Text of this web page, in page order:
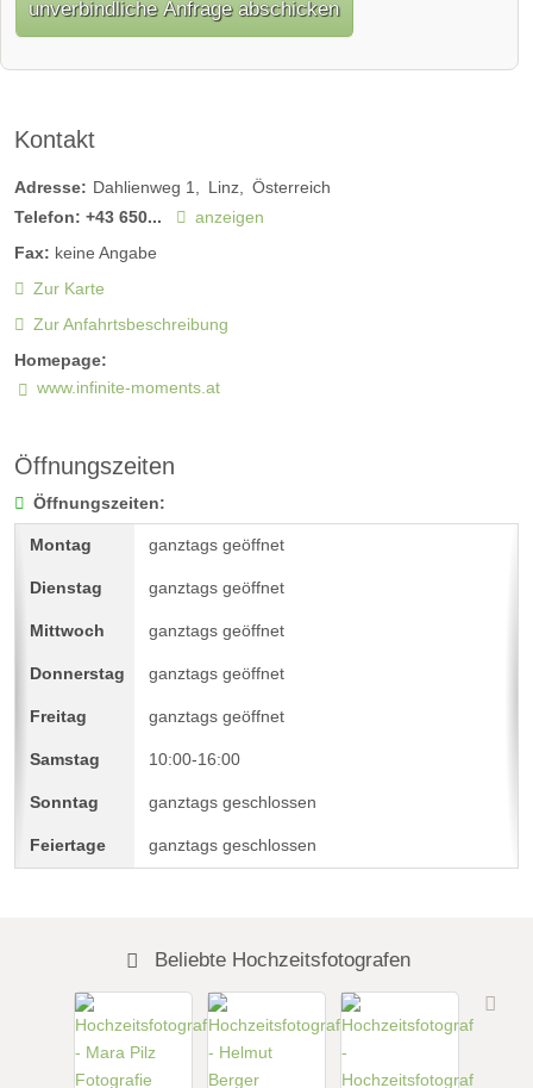
unverbindliche Anfrage abschicken
Kontakt
Adresse: Dahlienweg 1 Linz
Österreich
Telefon: +43 650...
anzeigen
Fax: keine Angabe
Zur Karte
Zur Anfahrtsbeschreibung
Homepage:
www.infinite-moments.at
Öffnungszeiten
Öffnungszeiten:
ganztags geöffnet
ganztags geöffnet
ganztags geöffnet
ganztags geöffnet
ganztags geöffnet
10:00-16:00
ganztags geschlossen
ganztags geschlossen
Beliebte Hochzeitsfotografen